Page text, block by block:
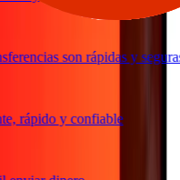
son rápidas y seguras
rápido y confiable